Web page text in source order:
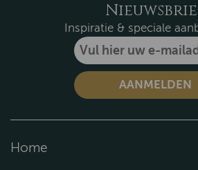
Inspiratie & speciale
Home